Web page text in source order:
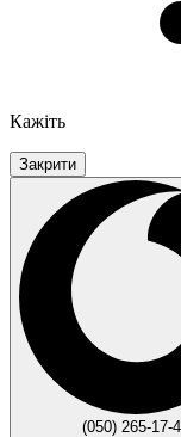
Кажіть
Закрити
(050) 265-17-